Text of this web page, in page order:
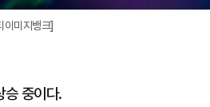
이미지뱅크]
승 중이다.